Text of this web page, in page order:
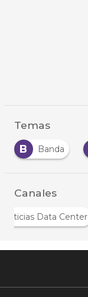
Temas
B
Banda
Canales
Noticias Data Center